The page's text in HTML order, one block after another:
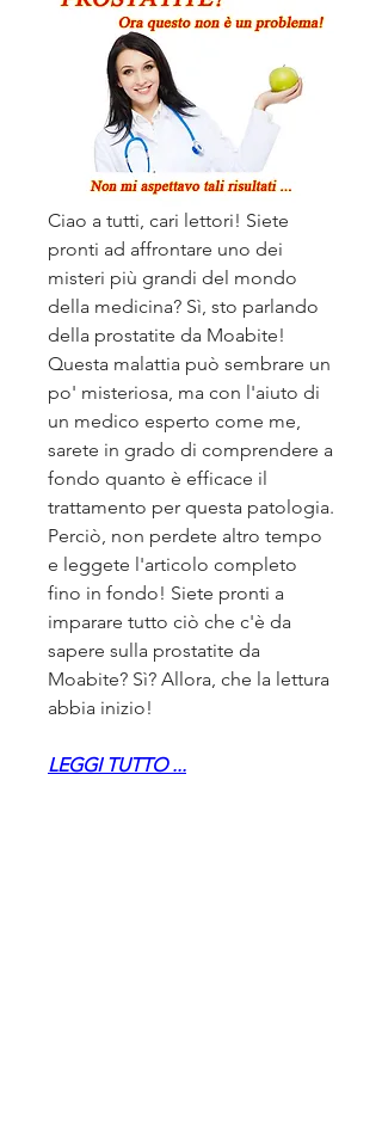
Ciao a tutti, cari lettori! Siete
pronti ad affrontare uno dei
misteri più grandi del mondo
della medicina? Sì, sto parlando
della prostatite da Moabite!
Questa malattia può sembrare un
po' misteriosa, ma con l'aiuto di
un medico esperto come me,
sarete in grado di comprendere a
fondo quanto è efficace il
trattamento per questa patologia.
Perciò, non perdete altro tempo
e leggete l'articolo completo
fino in fondo! Siete pronti a
imparare tutto ciò che c'è da
sapere sulla prostatite da
Moabite? Sì? Allora, che la lettura
abbia inizio!
LEGGI TUTTO ...